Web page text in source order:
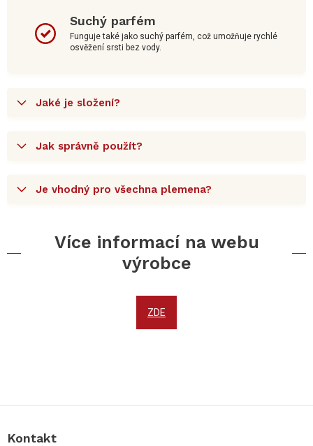
Suchý parfém
Funguje také jako suchý parfém, což umožňuje rychlé
osvěžení srsti bez vody.
Jaké je složení?
Jak správně použít?
Je vhodný pro všechna plemena?
Více informací na webu
výrobce
ZDE
Kontakt